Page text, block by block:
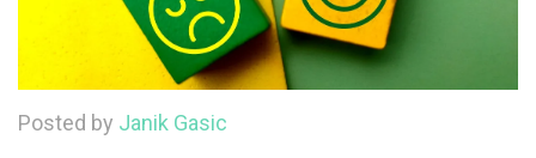
Posted by Janik Gasic